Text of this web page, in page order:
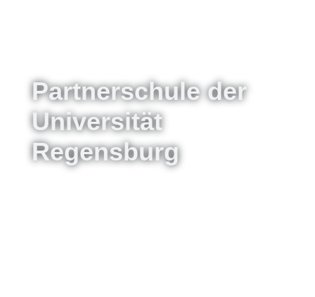
Partnerschule der
Universität
Regensburg